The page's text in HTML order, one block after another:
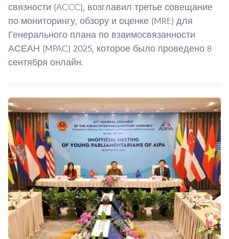
связности (ACCC), возглавил третье совещание
по мониторингу, обзору и оценке (MRE) для
Генерального плана по взаимосвязанности
АСЕАН (MPAC) 2025, которое было проведено 8
сентября онлайн.